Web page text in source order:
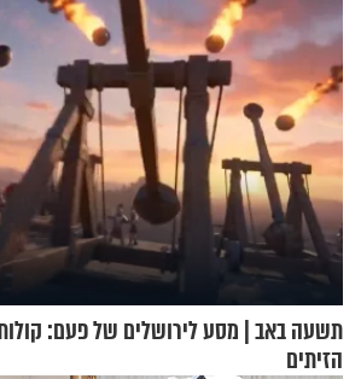
תשעה באב | מסע לירושלים של פעם:
הזיתים